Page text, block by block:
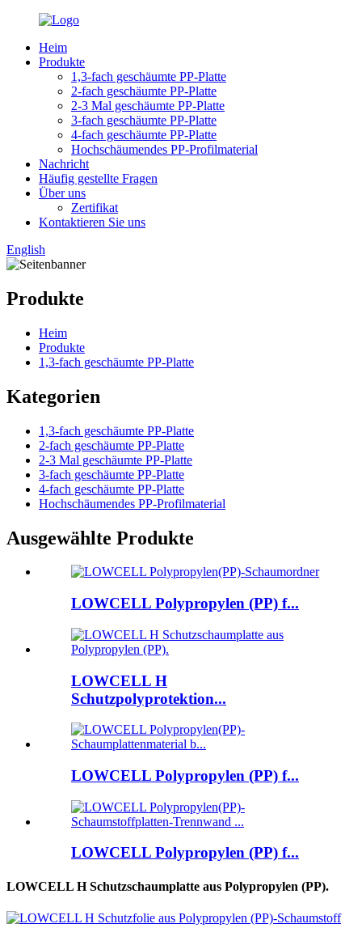
Heim
Produkte
1,3-fach geschäumte PP-Platte
2-fach geschäumte PP-Platte
2-3 Mal geschäumte PP-Platte
3-fach geschäumte PP-Platte
4-fach geschäumte PP-Platte
Hochschäumendes PP-Profilmaterial
Nachricht
Häufig gestellte Fragen
Über uns
Zertifikat
Kontaktieren Sie uns
English
Produkte
Heim
Produkte
1,3-fach geschäumte PP-Platte
Kategorien
1,3-fach geschäumte PP-Platte
2-fach geschäumte PP-Platte
2-3 Mal geschäumte PP-Platte
3-fach geschäumte PP-Platte
4-fach geschäumte PP-Platte
Hochschäumendes PP-Profilmaterial
Ausgewählte Produkte
LOWCELL Polypropylen (PP) f...
LOWCELL H
Schutzpolyprotektion...
LOWCELL Polypropylen (PP) f...
LOWCELL Polypropylen (PP) f...
LOWCELL H Schutzschaumplatte aus Polypropylen (PP).